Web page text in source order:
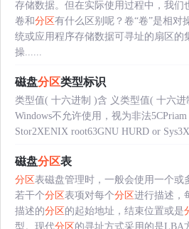
存储数据。但在实际使用过程中，我们
卷和分区有什么区别呢？卷“卷”是相对
统或应用程序存储数据可寻址的扇区的
操......
磁盘分区类型标识
类型值( 十六进制 )含 义类型值( 十六进
Windows不允许使用，视为非法5CPriam
Stor2XENIX root63GNU HURD or
磁盘分区表
分区表磁盘管理时，一般会使用一个或
若干个分区表项对每个分区进行描述，
描述的分区的起始地址，结束位置或是
型。现代分区的寻址方式采用的是LBA